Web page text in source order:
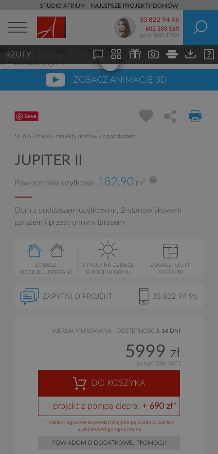
STUDIO ATRIUM - NAJLEPSZE PROJEKTY DOMÓW
33 822 94 96
602 303 160
pn-pt 8:00-17:00
ZOBACZ ANIMACJĘ 3D
Save
Studio Atrium » projekty domów » z poddaszem
JUPITER II
Powierzchnia użytkowa: 182,90 m2
Dom z poddaszem użytkowym, 2-stanowiskowym
garażem i przestronnym tarasem
ZOBACZ
ODBICIE LUSTRZANE
SYTUUJ NA DZIAŁCE
SŁOŃCE W DOMU
ZOBACZ RZUTY
PROJEKTU
ZAPYTAJ O PROJEKT 33 822 94 96
WERSJA MUROWANA - DOSTĘPNOŚĆ 3-14 DNI
5999 zł
(w tym 23% VAT)
DO KOSZYKA
projekt z pompą ciepła: + 690 zł*
* wariant ogrzewania powietrzną pompą ciepła w zamian
standardowego ogrzewania
POWIADOM O DODATKOWEJ PROMOCJI
RZUTY